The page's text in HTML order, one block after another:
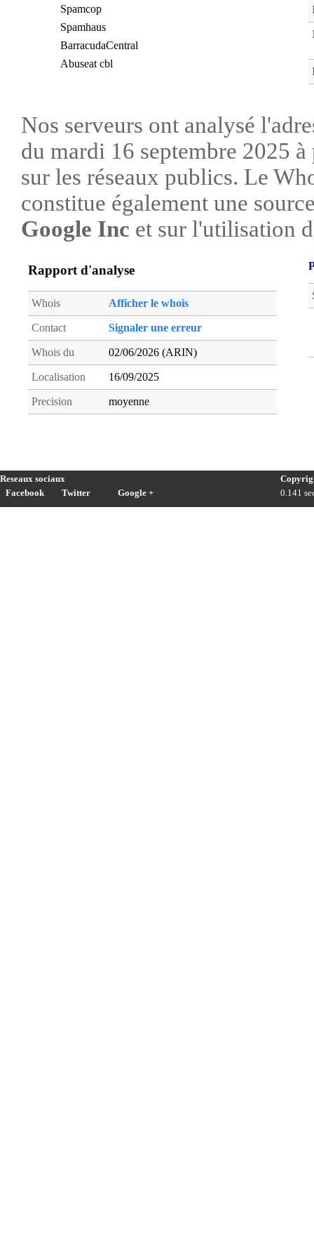
Spamcop
Spamhaus
BarracudaCentral
Abuseat cbl
Nos serveurs ont analysé
du mardi 16 septembre 2025
sur les réseaux publics. Le
constitue également une
Google Inc et sur l'utilisation
Rapport d'analyse
Whois Afficher le whois
Contact Signaler une erreur
Whois du 02/06/2026 (ARIN)
Localisation 16/09/2025
Precision moyenne
Reseaux sociaux
Facebook
Twitter Google +
0.141